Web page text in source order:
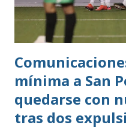
mínima a San
quedarse con
tras dos